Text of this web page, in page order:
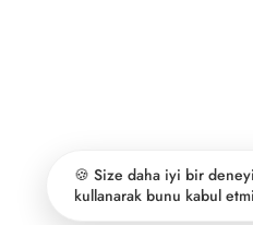
🍪 Size daha iyi bir
kullanarak bunu kabul